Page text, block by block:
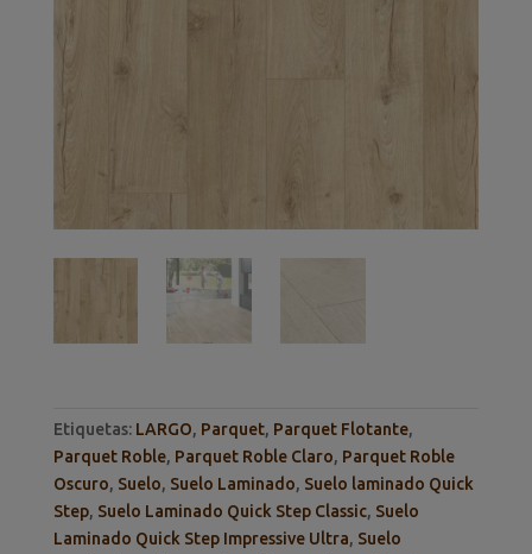
Etiquetas: LARGO, Parquet, Parquet Flotante,
Parquet Roble, Parquet Roble Claro, Parquet Roble
Oscuro, Suelo, Suelo Laminado, Suelo laminado Quick
Step, Suelo Laminado Quick Step Classic, Suelo
Laminado Quick Step Impressive Ultra, Suelo